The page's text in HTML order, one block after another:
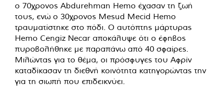
ο 70χρονος Abdurehman Hemo έχασαν τη ζωή
τους, ενώ ο 30χρονος Mesud Mecid Hemo
τραυματίστηκε στο πόδι. Ο αυτόπτης μάρτυρας
Hemo Cengiz Necar αποκάλυψε ότι ο έφηβος
πυροβολήθηκε με παραπάνω από 40 σφαίρες.
Μιλώντας για το θέμα, οι πρόσφυγες του Αφρίν
καταδίκασαν τη διεθνή κοινότητα κατηγορώντας την
για τη σιωπή που επιδεικνύει.